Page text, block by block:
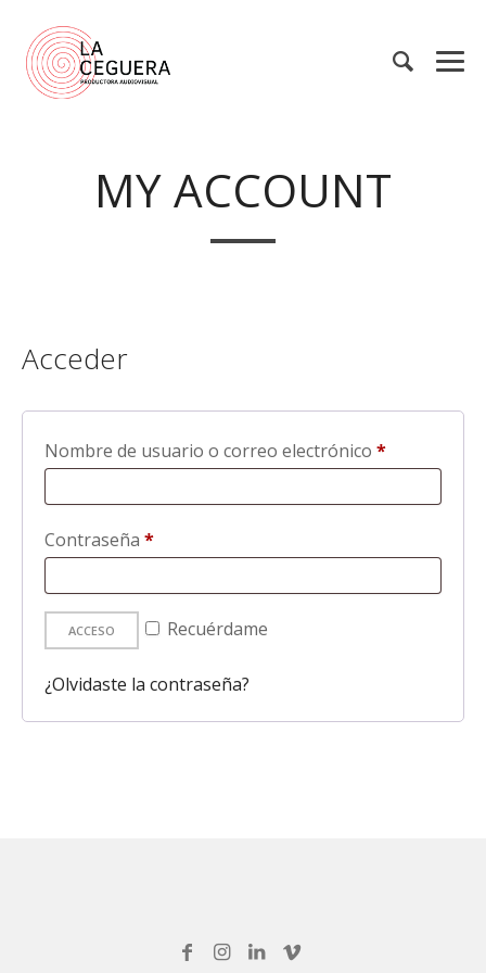
INICIO
NOSOTROS
DRONE
CONTACTO
STOCK
MY ACCOUNT
Acceder
Nombre de usuario o correo electrónico *
Contraseña *
Recuérdame
ACCESO
¿Olvidaste la contraseña?